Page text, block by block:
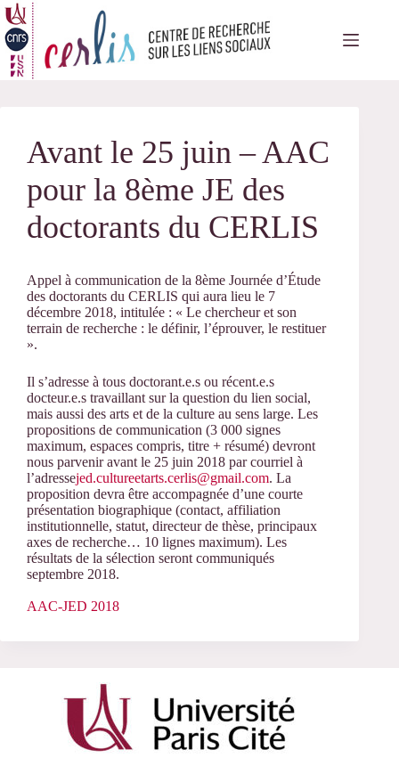
Passer
au
contenu
Avant le 25 juin – AAC
pour la 8ème JE des
doctorants du CERLIS
Appel à communication de la 8ème Journée d’Étude
des doctorants du CERLIS qui aura lieu le 7
décembre 2018, intitulée : « Le chercheur et son
terrain de recherche : le définir, l’éprouver, le restituer
».
Il s’adresse à tous doctorant.e.s ou récent.e.s
docteur.e.s travaillant sur la question du lien social,
mais aussi des arts et de la culture au sens large. Les
propositions de communication (3 000 signes
maximum, espaces compris, titre + résumé) devront
nous parvenir avant le 25 juin 2018 par courriel à
l’adressejed.cultureetarts.cerlis@gmail.com. La
proposition devra être accompagnée d’une courte
présentation biographique (contact, affiliation
institutionnelle, statut, directeur de thèse, principaux
axes de recherche… 10 lignes maximum). Les
résultats de la sélection seront communiqués
septembre 2018.
AAC-JED 2018